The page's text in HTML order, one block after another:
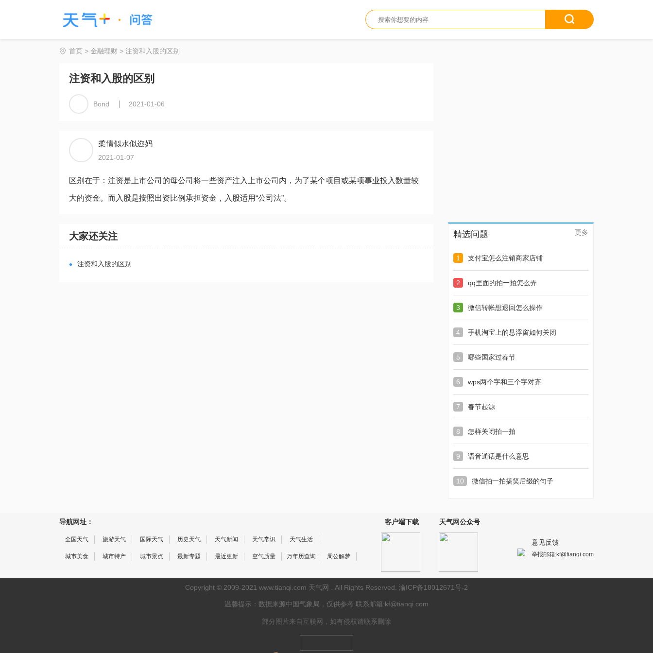
首页 > 金融理财 > 注资和入股的区别
注资和入股的区别
Bond 2021-01-06
柔情似水似迩妈
2021-01-07
区别在于：注资是上市公司的母公司将一些资产注入上市公司内，为了某个项目或某项事业投入数量较
大的资金。而入股是按照出资比例承担资金，入股适用“公司法”。
大家还关注
• 注资和入股的区别
精选问题 更多
1 支付宝怎么注销商家店铺
2 qq里面的拍一拍怎么弄
3 微信转帐想退回怎么操作
4 手机淘宝上的悬浮窗如何关闭
5 哪些国家过春节
6 wps两个字和三个字对齐
7 春节起源
8 怎样关闭拍一拍
9 语音通话是什么意思
10 微信拍一拍搞笑后缀的句子
导航网址：
全国天气 旅游天气 国际天气 历史天气 天气新闻 天气常识 天气生活
城市美食 城市特产 城市景点 最新专题 最近更新 空气质量 万年历查询 周公解梦
客户端下载 天气网公众号
意见反馈
举报邮箱:kf@tianqi.com
Copyright © 2009-2021 www.tianqi.com 天气网 . All Rights Reserved. 渝ICP备18012671号-2
温馨提示：数据来源中国气象局，仅供参考 联系邮箱:kf@tianqi.com
部分图片来自互联网，如有侵权请联系删除